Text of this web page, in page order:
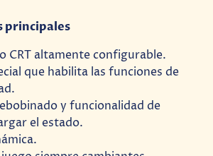
principales
CRT altamente configurable.
que habilita las funciones de
y funcionalidad de
el estado.